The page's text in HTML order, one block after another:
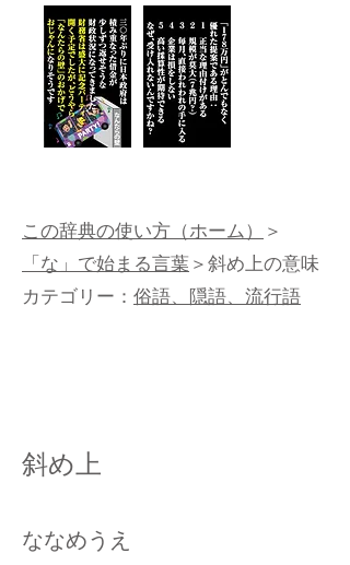
この辞典の使い方（ホーム）＞
「な」で始まる言葉＞斜め上の意味
カテゴリー： 俗語、隠語、流行語
斜め上
ななめうえ